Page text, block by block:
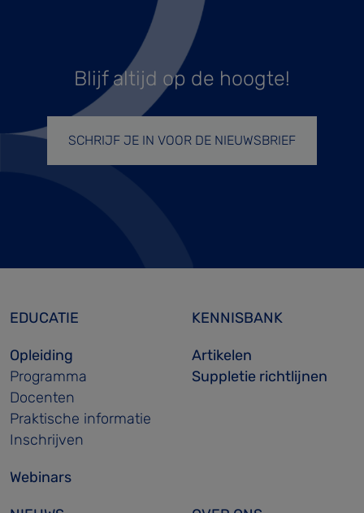
Blijf altijd op de hoogte!
SCHRIJF JE IN VOOR DE NIEUWSBRIEF
EDUCATIE
Opleiding
Programma
Docenten
Praktische informatie
Inschrijven
Webinars
KENNISBANK
Artikelen
Suppletie richtlijnen